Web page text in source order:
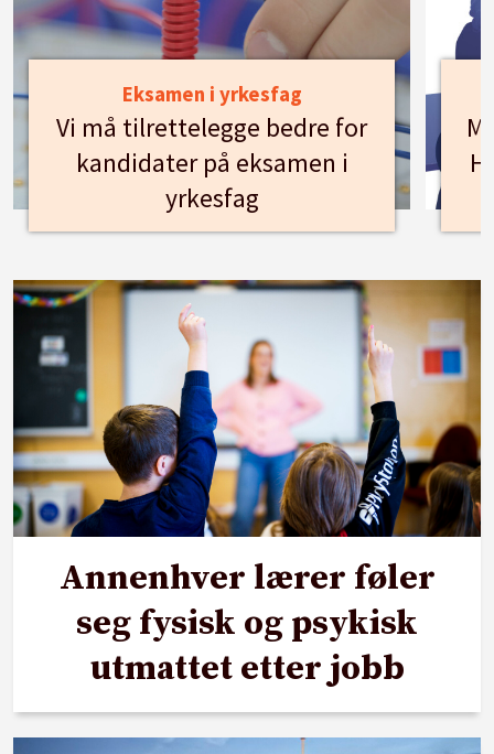
Eksamen i yrkesfag
Vi må tilrettelegge bedre for
kandidater på eksamen i
yrkesfag
Annenhver lærer føler
seg fysisk og psykisk
utmattet etter jobb